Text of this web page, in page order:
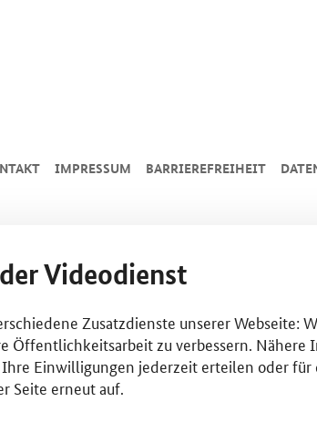
IMPRESSUM BARRIEREFREIHEIT
Videodienst
Zusatzdienste unserer
Öffentlichkeitsarbeit zu verbessern.
Einwilligungen jederzeit erteilen oder
Seite erneut auf.